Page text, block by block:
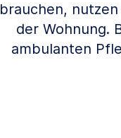
brauchen,
der Wohnung.
ambulanten